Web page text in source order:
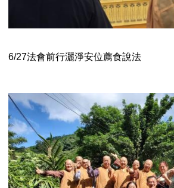
6/27法會前行灑淨安位薦食說法